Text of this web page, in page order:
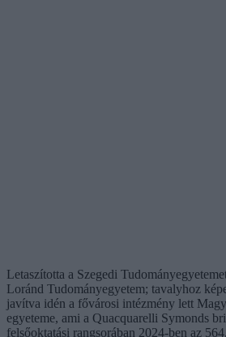
Letaszította a Szegedi
Loránd Tudományegyetem; tavalyhoz
javítva idén a fővárosi intézmény lett
egyeteme, ami a Quacquarelli Symonds
felsőoktatási rangsorában 2024-ben az